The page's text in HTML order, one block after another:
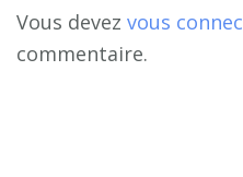
Vous devez vous
commentaire.